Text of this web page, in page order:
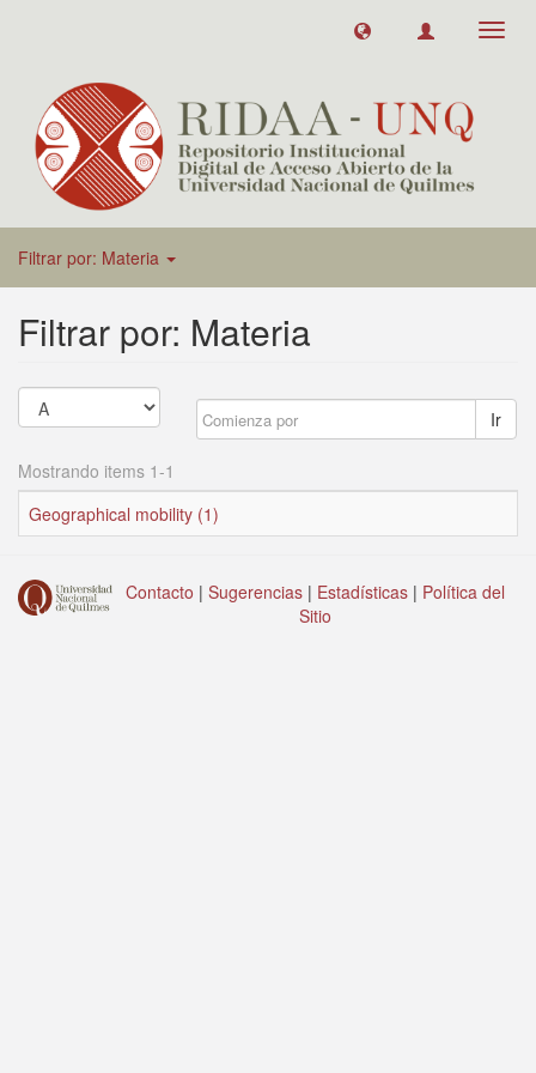
Filtrar por: Materia
Filtrar por: Materia
Ir
Mostrando items 1-1
Geographical mobility (1)
Contacto | Sugerencias | Estadísticas | Política del
Sitio